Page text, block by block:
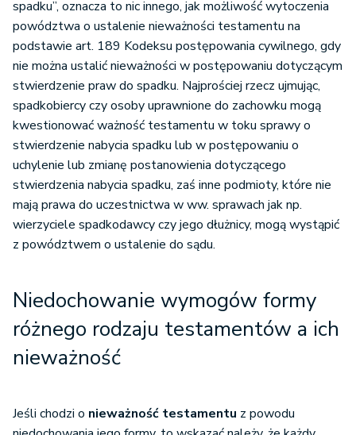
spadku”, oznacza to nic innego, jak możliwość wytoczenia
powództwa o ustalenie nieważności testamentu na
podstawie art. 189 Kodeksu postępowania cywilnego, gdy
nie można ustalić nieważności w postępowaniu dotyczącym
stwierdzenie praw do spadku. Najprościej rzecz ujmując,
spadkobiercy czy osoby uprawnione do zachowku mogą
kwestionować ważność testamentu w toku sprawy o
stwierdzenie nabycia spadku lub w postępowaniu o
uchylenie lub zmianę postanowienia dotyczącego
stwierdzenia nabycia spadku, zaś inne podmioty, które nie
mają prawa do uczestnictwa w ww. sprawach jak np.
wierzyciele spadkodawcy czy jego dłużnicy, mogą wystąpić
z powództwem o ustalenie do sądu.
Niedochowanie wymogów formy
różnego rodzaju testamentów a ich
nieważność
Jeśli chodzi o nieważność testamentu z powodu